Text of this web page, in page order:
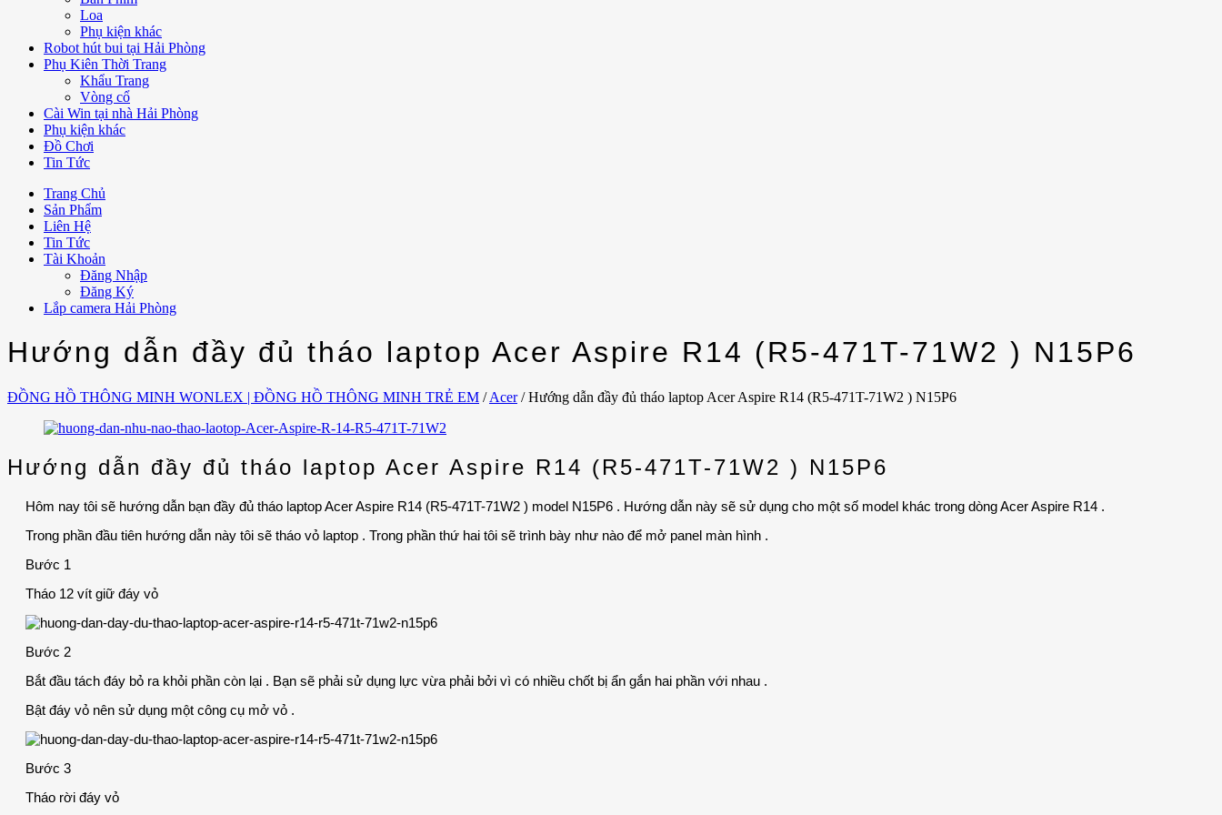
Loa
Phụ kiện khác
Robot hút bui tại Hải Phòng
Phụ Kiên Thời Trang
Khẩu Trang
Vòng cổ
Cài Win tại nhà Hải Phòng
Phụ kiện khác
Đồ Chơi
Tin Tức
Trang Chủ
Sản Phẩm
Liên Hệ
Tin Tức
Tài Khoản
Đăng Nhập
Đăng Ký
Lắp camera Hải Phòng
Hướng dẫn đầy đủ tháo laptop Acer Aspire R14 (R5-471T-71W2 ) N15P6
ĐỒNG HỒ THÔNG MINH WONLEX | ĐỒNG HỒ THÔNG MINH TRẺ EM / Acer / Hướng dẫn đầy đủ tháo laptop Acer Aspire R14 (R5-471T-71W2 ) N15P6
Hướng dẫn đầy đủ tháo laptop Acer Aspire R14 (R5-471T-71W2 ) N15P6
Hôm nay tôi sẽ hướng dẫn bạn đầy đủ tháo laptop Acer Aspire R14 (R5-471T-71W2 ) model N15P6 . Hướng dẫn này sẽ sử dụng cho một số model khác trong dòng Acer Aspire R14 .
Trong phần đầu tiên hướng dẫn này tôi sẽ tháo vỏ laptop . Trong phần thứ hai tôi sẽ trình bày như nào để mở panel màn hình .
Bước 1
Tháo 12 vít giữ đáy vỏ
Bước 2
Bắt đầu tách đáy bỏ ra khỏi phần còn lại . Bạn sẽ phải sử dụng lực vừa phải bởi vì có nhiều chốt bị ẩn gắn hai phần với nhau .
Bật đáy vỏ nên sử dụng một công cụ mở vỏ .
Bước 3
Tháo rời đáy vỏ